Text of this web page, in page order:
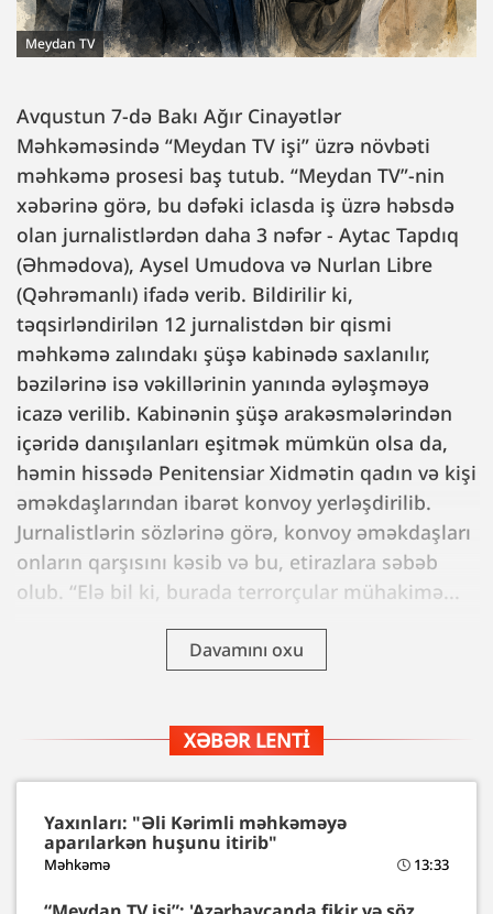
Meydan TV
Avqustun 7-də Bakı Ağır Cinayətlər
Məhkəməsində “Meydan TV işi” üzrə növbəti
məhkəmə prosesi baş tutub. “Meydan TV”-nin
xəbərinə görə, bu dəfəki iclasda iş üzrə həbsdə
olan jurnalistlərdən daha 3 nəfər - Aytac Tapdıq
(Əhmədova), Aysel Umudova və Nurlan Libre
(Qəhrəmanlı) ifadə verib. Bildirilir ki,
təqsirləndirilən 12 jurnalistdən bir qismi
məhkəmə zalındakı şüşə kabinədə saxlanılır,
bəzilərinə isə vəkillərinin yanında əyləşməyə
icazə verilib. Kabinənin şüşə arakəsmələrindən
içəridə danışılanları eşitmək mümkün olsa da,
həmin hissədə Penitensiar Xidmətin qadın və kişi
əməkdaşlarından ibarət konvoy yerləşdirilib.
Jurnalistlərin sözlərinə görə, konvoy əməkdaşları
onların qarşısını kəsib və bu, etirazlara səbəb
olub. “Elə bil ki, burada terrorçular mühakimə...
Davamını oxu
XƏBƏR LENTI
Yaxınları: "Əli Kərimli məhkəməyə
aparılarkən huşunu itirib"
Məhkəmə 13:33